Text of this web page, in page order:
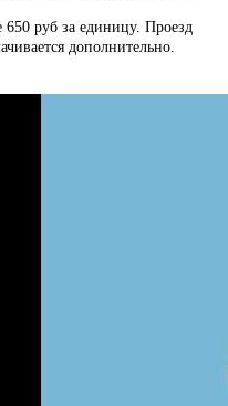
650 руб за единицу. Проезд
дополнительно.